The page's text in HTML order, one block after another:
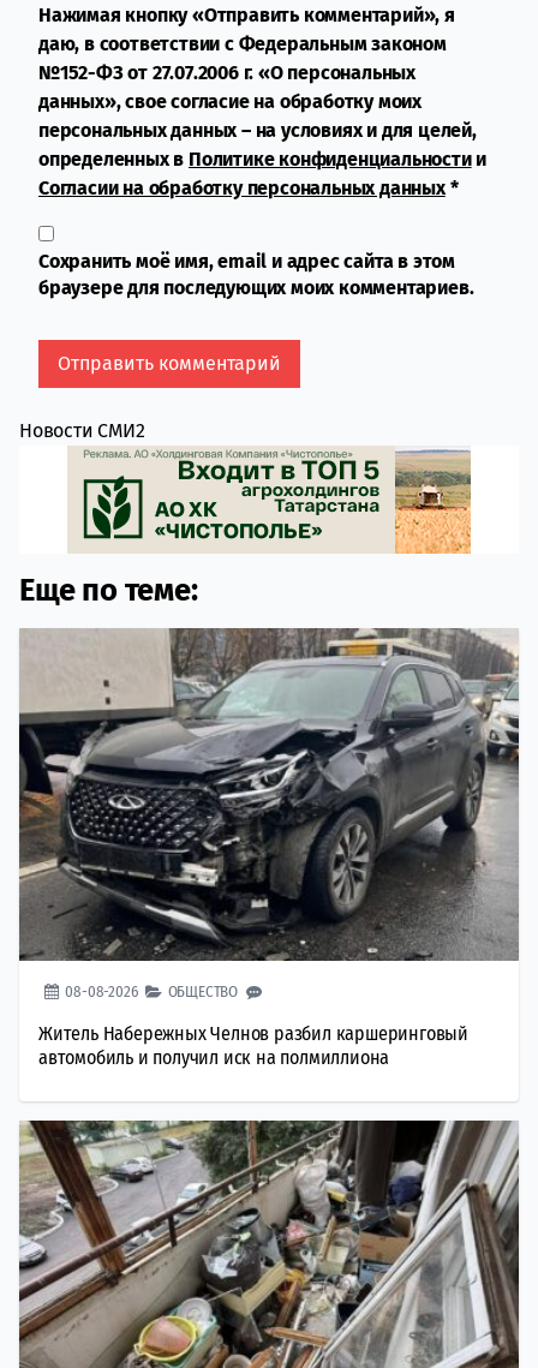
Нажимая кнопку «Отправить комментарий», я
даю, в соответствии с Федеральным законом
№152-ФЗ от 27.07.2006 г. «О персональных
данных», свое согласие на обработку моих
персональных данных – на условиях и для целей,
определенных в Политике конфиденциальностии
Согласии на обработку персональных данных*
Сохранить моё имя, email и адрес сайта в этом
браузере для последующих моих комментариев.
Новости СМИ2
Еще по теме:
08-08-2026 ОБЩЕСТВО
Житель Набережных Челнов разбил каршеринговый
автомобиль и получил иск на полмиллиона